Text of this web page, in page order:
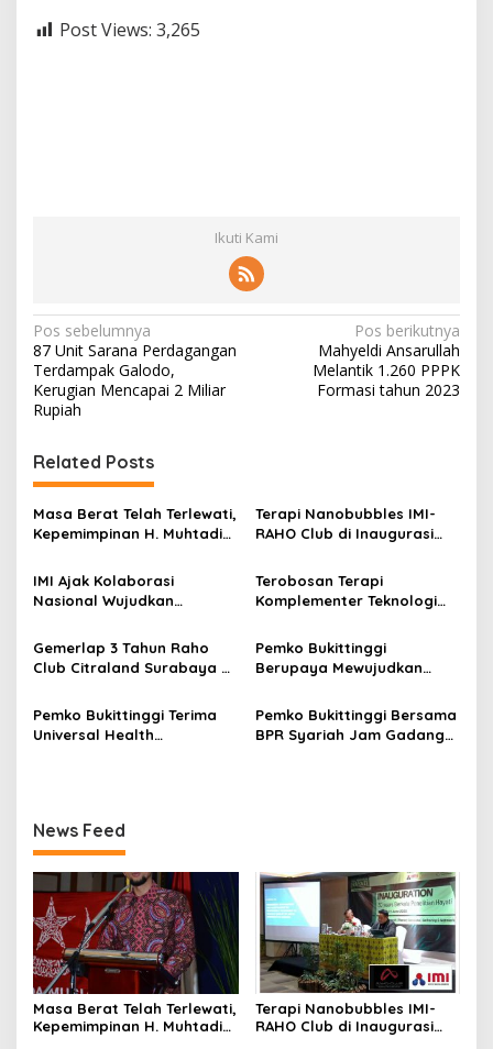
Post Views: 3,265
Ikuti Kami
N
a
v
i
g
a
s
i
p
o
s
Pos sebelumnya
87 Unit Sarana Perdagangan
Terdampak Galodo,
Kerugian Mencapai 2 Miliar
Rupiah
Pos berikutnya
Mahyeldi Ansarullah
Melantik 1.260 PPPK
Formasi tahun 2023
Related Posts
Masa Berat Telah Terlewati,
Kepemimpinan H. Muhtadin
Pemuda Muslimin Indonesia
(2009–2024)
Terapi Nanobubbles IMI-
RAHO Club di Inaugurasi
Hayati
IMI Ajak Kolaborasi
Nasional Wujudkan
Berbasis Nanoteknologi
Terobosan Terapi
Komplementer Teknologi
dan GNH
Gemerlap 3 Tahun Raho
Club Citraland Surabaya di
Pemko Bukittinggi
Berupaya Mewujudkan
Pemko Bukittinggi Terima
Universal Health
Pemko Bukittinggi Bersama
BPR Syariah Jam Gadang
News Feed
Masa Berat Telah Terlewati,
Kepemimpinan H. Muhtadin
Terapi Nanobubbles IMI-
RAHO Club di Inaugurasi